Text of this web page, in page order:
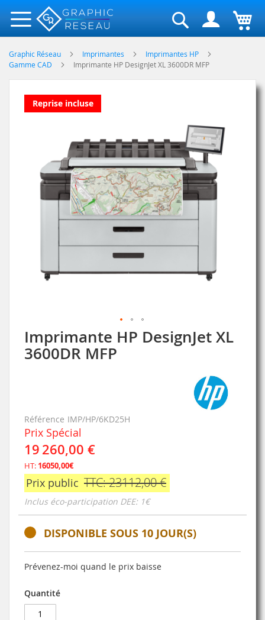
Rechercher
Graphic Réseau Imprimantes
Imprimantes HP
Gamme CAD
Imprimante HP DesignJet XL 3600DR MFP
Imprimante HP DesignJet XL
3600DR MFP
Référence IMP/HP/6KD25H
Prix Spécial
19 260,00 €
HT: 16050,00€
Prix public TTC: 23112,00 €
Inclus éco-participation DEE: 1€
DISPONIBLE SOUS 10 JOUR(S)
Prévenez-moi quand le prix baisse
Quantité
Skip
to
images
gallery
Reprise incluse
Skip
to
the
gallery